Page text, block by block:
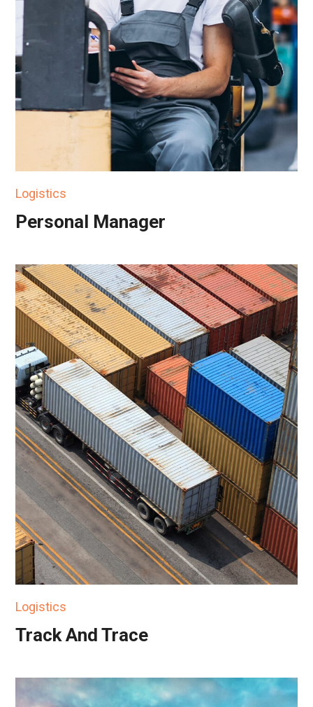
Logistics
Personal Manager
Logistics
Track And Trace